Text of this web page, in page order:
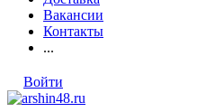
Вакансии
Контакты
...
Войти